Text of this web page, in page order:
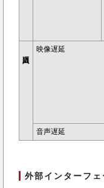
映像遅延
音声遅延
外部インターフェ